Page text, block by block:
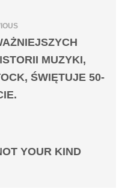
MUZYKI,
ŚWIĘTUJE 50-
YOUR KIND